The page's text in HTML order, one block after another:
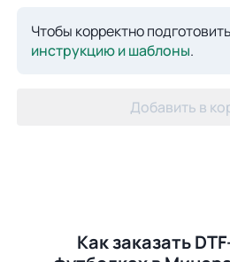
Чтобы корректно
инструкцию и шаблоны.
Добавить в
Как заказать